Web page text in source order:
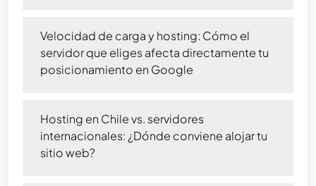
Velocidad de carga y hosting: Cómo el
servidor que eliges afecta directamente tu
posicionamiento en Google
Hosting en Chile vs. servidores
internacionales: ¿Dónde conviene alojar tu
sitio web?